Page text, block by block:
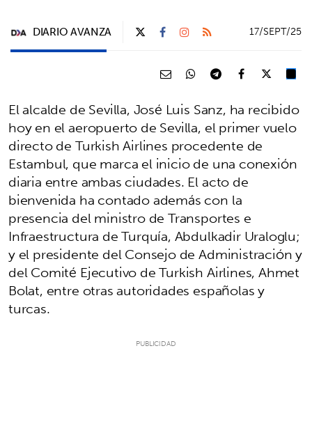
DIARIO AVANZA 17/SEPT/25
El alcalde de Sevilla, José Luis Sanz, ha recibido
hoy en el aeropuerto de Sevilla, el primer vuelo
directo de Turkish Airlines procedente de
Estambul, que marca el inicio de una conexión
diaria entre ambas ciudades. El acto de
bienvenida ha contado además con la
presencia del ministro de Transportes e
Infraestructura de Turquía, Abdulkadir Uraloglu;
y el presidente del Consejo de Administración y
del Comité Ejecutivo de Turkish Airlines, Ahmet
Bolat, entre otras autoridades españolas y
turcas.